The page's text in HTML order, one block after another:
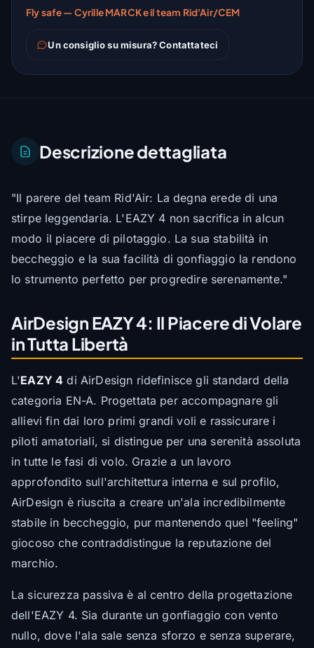
Fly safe — Cyrille MARCK e il team Rid'Air/CEM
Un consiglio su misura? Contattateci
Descrizione dettagliata
"Il parere del team Rid'Air: La degna erede di una
stirpe leggendaria. L'EAZY 4 non sacrifica in alcun
modo il piacere di pilotaggio. La sua stabilità in
beccheggio e la sua facilità di gonfiaggio la rendono
lo strumento perfetto per progredire serenamente."
AirDesign EAZY 4: Il Piacere di Volare
in Tutta Libertà
L'EAZY 4 di AirDesign ridefinisce gli standard della
categoria EN-A. Progettata per accompagnare gli
allievi fin dai loro primi grandi voli e rassicurare i
piloti amatoriali, si distingue per una serenità assoluta
in tutte le fasi di volo. Grazie a un lavoro
approfondito sull'architettura interna e sul profilo,
AirDesign è riuscita a creare un'ala incredibilmente
stabile in beccheggio, pur mantenendo quel "feeling"
giocoso che contraddistingue la reputazione del
marchio.
La sicurezza passiva è al centro della progettazione
dell'EAZY 4. Sia durante un gonfiaggio con vento
nullo, dove l'ala sale senza sforzo e senza superare,